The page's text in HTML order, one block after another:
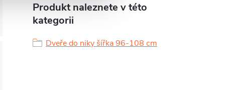
Produkt naleznete v této
kategorii
Dveře do niky šířka 96-108 cm